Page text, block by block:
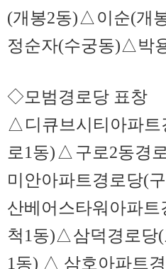
(개봉2동)△이순(개
정순자(수궁동)△박
◇모범경로당 표창
△디큐브시티아파
로1동)△구로2동경
미안아파트경로당(
산베어스타워아파
척1동)△삼덕경로당
1동)△삼호아파트